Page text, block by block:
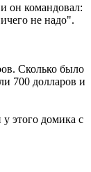
он командовал:
не надо".
Сколько было
700 долларов и
этого домика с